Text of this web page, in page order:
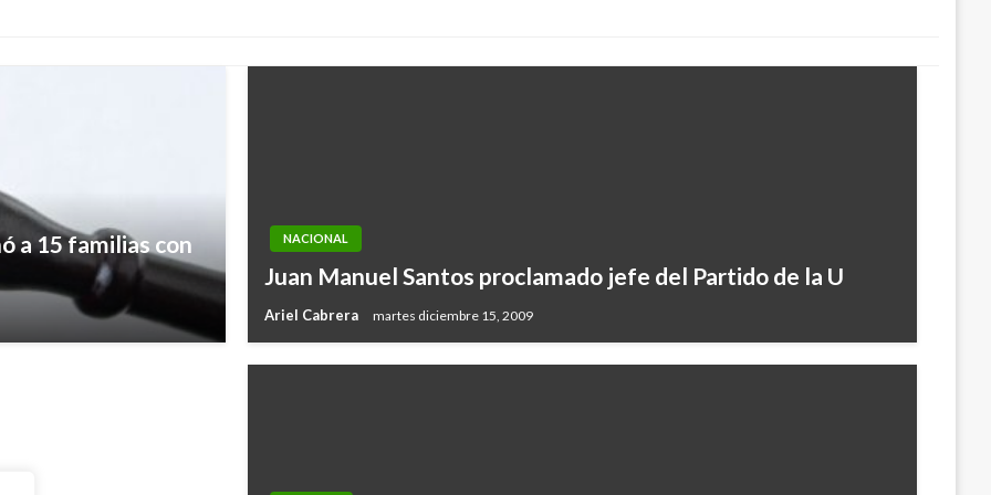
a 15 familias con
NACIONAL
Juan Manuel Santos proclamado jefe del Partido de la U
Ariel Cabrera martes diciembre 15, 2009
sábado 3 de